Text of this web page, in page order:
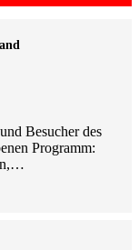
Besucher des
Programm: